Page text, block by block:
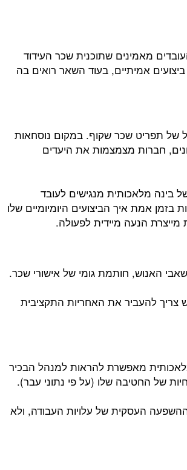
מכון גאלופ עולה, כי רק כ-20% מהעובדים מאמינים שתוכנית שכר העידוד
אמיתיים, בעוד השאר רואים בה
של תפריט שכר שקוף. במקום נוסחאות
חברות מצמצמות את היעדים
בינה מלאכותית מנגישים לעובד
בזמן אמת איך הביצועים היומיומיים שלו
הנעה מיידית לפעולה.
האנוש, חותמת גומי של אישורי שכר.
צריך להעביר את האחריות התקציבית
מאפשרת להראות למנהל הבכיר
של החטיבה שלו (על פי נתוני עבר).
העסקית של עלויות העבודה, ולא